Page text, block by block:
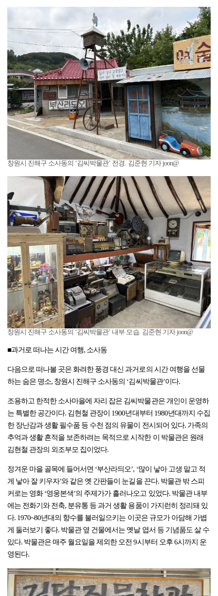
창원시 진해구 소사동의 ‘김씨박물관’ 전경. 김준현 기자 joon@
창원시 진해구 소사동의 ‘김씨박물관’ 내부 모습. 김준현 기자 joon@
■과거로 떠나는 시간 여행, 소사동
다음으로 떠나볼 곳은 화려한 풍경 대신 과거로의 시간 여행을 선물
하는 숨은 명소, 창원시 진해구 소사동의 ‘김씨박물관’이다.
조용하고 한적한 소사마을에 자리 잡은 김씨박물관은 개인이 운영하
는 특별한 공간이다. 김현철 관장이 1900년대부터 1980년대까지 수집
한 장난감과 생활 필수품 등 수천 점의 유물이 전시되어 있다. 가족의
추억과 생활 흔적을 보존하려는 목적으로 시작한 이 박물관은 원래
김현철 관장의 외조부모 집이었다.
정겨운 마을 골목에 들어서면 ‘부산라듸오’, ‘많이 낳아 고생 말고 적
게 낳아 잘 키우자’와 같은 옛 간판들이 눈길을 끈다. 박물관 밖 스피
커로는 영화 ‘영웅본색’의 주제가가 흘러나오고 있었다. 박물관 내부
에는 전화기와 전축, 분유통 등 과거 생활 용품이 가지런히 정리돼 있
다. 1970~80년대의 향수를 불러일으키는 이곳은 규모가 아담해 가볍
게 둘러보기 좋다. 박물관 옆 건물에서는 옛날 엽서 등 기념품도 살 수
있다. 박물관은 매주 월요일을 제외한 오전 9시부터 오후 6시까지 운
영된다.